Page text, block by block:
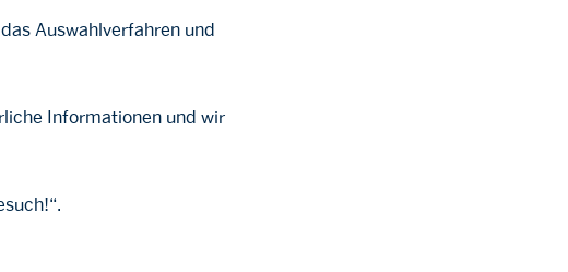
Auswahlverfahren und
Informationen und wir